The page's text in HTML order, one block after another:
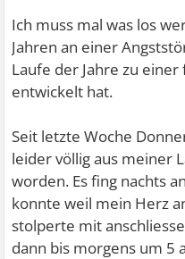
Ich muss mal was los
Jahren an einer
Laufe der Jahre zu
entwickelt hat.
Seit letzte Woche
leider völlig aus meiner
worden. Es fing nachts
konnte weil mein Herz
stolperte mit
dann bis morgens um 5